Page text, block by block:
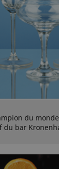
du
du bar